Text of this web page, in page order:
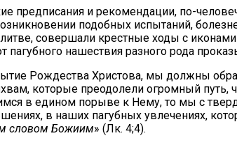
и рекомендации, по-
подобных испытаний,
совершали крестные ходы с
пагубного нашествия разного рода
Рождества Христова, мы должны
которые преодолели огромный
в едином порыве к Нему, то мы с
в наших пагубных увлечениях,
словом Божиим» (Лк. 4;4).